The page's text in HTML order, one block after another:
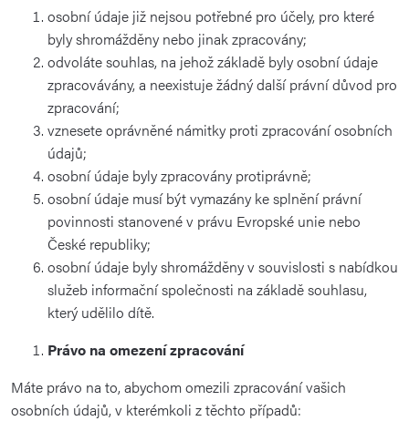
osobní údaje již nejsou potřebné pro účely, pro které
byly shromážděny nebo jinak zpracovány;
odvoláte souhlas, na jehož základě byly osobní údaje
zpracovávány, a neexistuje žádný další právní důvod pro
zpracování;
vznesete oprávněné námitky proti zpracování osobních
údajů;
osobní údaje byly zpracovány protiprávně;
osobní údaje musí být vymazány ke splnění právní
povinnosti stanovené v právu Evropské unie nebo
České republiky;
osobní údaje byly shromážděny v souvislosti s nabídkou
služeb informační společnosti na základě souhlasu,
který udělilo dítě.
Právo na omezení zpracování
Máte právo na to, abychom omezili zpracování vašich
osobních údajů, v kterémkoli z těchto případů: